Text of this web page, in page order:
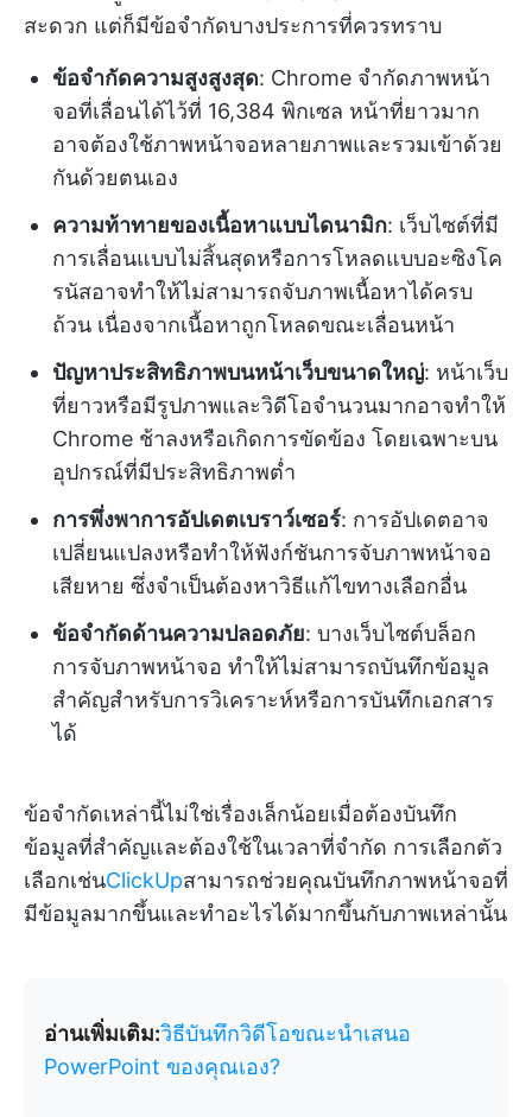
สะดวก แต่ก็มีข้อจำกัดบางประการที่ควรทราบ
ข้อจำกัดความสูงสูงสุด: Chrome จำกัดภาพหน้า
จอที่เลื่อนได้ไว้ที่ 16,384 พิกเซล หน้าที่ยาวมาก
อาจต้องใช้ภาพหน้าจอหลายภาพและรวมเข้าด้วย
กันด้วยตนเอง
ความท้าทายของเนื้อหาแบบไดนามิก: เว็บไซต์ที่มี
การเลื่อนแบบไม่สิ้นสุดหรือการโหลดแบบอะซิงโค
รนัสอาจทำให้ไม่สามารถจับภาพเนื้อหาได้ครบ
ถ้วน เนื่องจากเนื้อหาถูกโหลดขณะเลื่อนหน้า
ปัญหาประสิทธิภาพบนหน้าเว็บขนาดใหญ่: หน้าเว็บ
ที่ยาวหรือมีรูปภาพและวิดีโอจำนวนมากอาจทำให้
Chrome ช้าลงหรือเกิดการขัดข้อง โดยเฉพาะบน
อุปกรณ์ที่มีประสิทธิภาพต่ำ
การพึ่งพาการอัปเดตเบราว์เซอร์: การอัปเดตอาจ
เปลี่ยนแปลงหรือทำให้ฟังก์ชันการจับภาพหน้าจอ
เสียหาย ซึ่งจำเป็นต้องหาวิธีแก้ไขทางเลือกอื่น
ข้อจำกัดด้านความปลอดภัย: บางเว็บไซต์บล็อก
การจับภาพหน้าจอ ทำให้ไม่สามารถบันทึกข้อมูล
สำคัญสำหรับการวิเคราะห์หรือการบันทึกเอกสาร
ได้
ข้อจำกัดเหล่านี้ไม่ใช่เรื่องเล็กน้อยเมื่อต้องบันทึก
ข้อมูลที่สำคัญและต้องใช้ในเวลาที่จำกัด การเลือกตัว
เลือกเช่นClickUpสามารถช่วยคุณบันทึกภาพหน้าจอที่
มีข้อมูลมากขึ้นและทำอะไรได้มากขึ้นกับภาพเหล่านั้น
อ่านเพิ่มเติม:วิธีบันทึกวิดีโอขณะนำเสนอ
PowerPoint ของคุณเอง?